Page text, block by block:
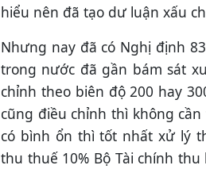
hiểu nên đã tạo dư luận xấu
Nhưng nay đã có Nghị định
trong nước đã gần bám sát
chỉnh theo biên độ 200 hay
cũng điều chỉnh thì không
có bình ổn thì tốt nhất xử lý
thu thuế 10% Bộ Tài chính